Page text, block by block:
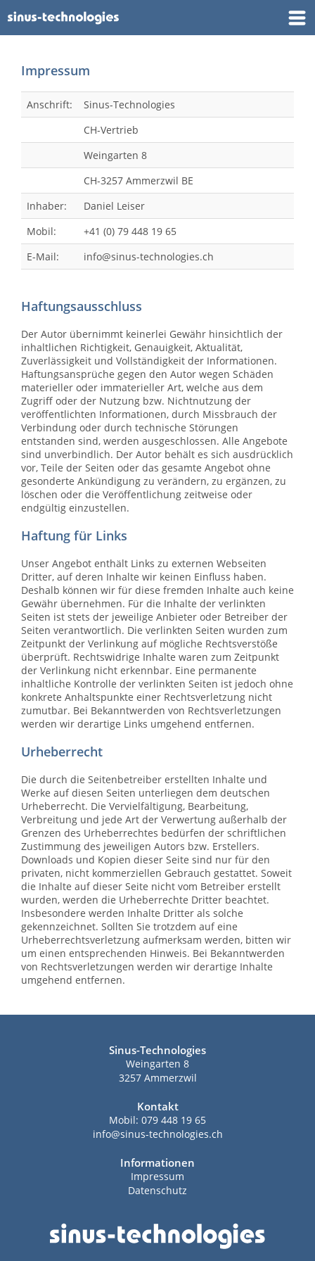
Impressum
Anschrift:
Sinus-Technologies
CH-Vertrieb
Weingarten 8
CH-3257 Ammerzwil BE
Inhaber:
Daniel Leiser
Mobil:
+41 (0) 79 448 19 65
E-Mail:
info@sinus-technologies.ch
Haftungsausschluss
Der Autor übernimmt keinerlei Gewähr hinsichtlich der
inhaltlichen Richtigkeit, Genauigkeit, Aktualität,
Zuverlässigkeit und Vollständigkeit der Informationen.
Haftungsansprüche gegen den Autor wegen Schäden
materieller oder immaterieller Art, welche aus dem
Zugriff oder der Nutzung bzw. Nichtnutzung der
veröffentlichten Informationen, durch Missbrauch der
Verbindung oder durch technische Störungen
entstanden sind, werden ausgeschlossen. Alle Angebote
sind unverbindlich. Der Autor behält es sich ausdrücklich
vor, Teile der Seiten oder das gesamte Angebot ohne
gesonderte Ankündigung zu verändern, zu ergänzen, zu
löschen oder die Veröffentlichung zeitweise oder
endgültig einzustellen.
Haftung für Links
Unser Angebot enthält Links zu externen Webseiten
Dritter, auf deren Inhalte wir keinen Einfluss haben.
Deshalb können wir für diese fremden Inhalte auch keine
Gewähr übernehmen. Für die Inhalte der verlinkten
Seiten ist stets der jeweilige Anbieter oder Betreiber der
Seiten verantwortlich. Die verlinkten Seiten wurden zum
Zeitpunkt der Verlinkung auf mögliche Rechtsverstöße
überprüft. Rechtswidrige Inhalte waren zum Zeitpunkt
der Verlinkung nicht erkennbar. Eine permanente
inhaltliche Kontrolle der verlinkten Seiten ist jedoch ohne
konkrete Anhaltspunkte einer Rechtsverletzung nicht
zumutbar. Bei Bekanntwerden von Rechtsverletzungen
werden wir derartige Links umgehend entfernen.
Urheberrecht
Die durch die Seitenbetreiber erstellten Inhalte und
Werke auf diesen Seiten unterliegen dem deutschen
Urheberrecht. Die Vervielfältigung, Bearbeitung,
Verbreitung und jede Art der Verwertung außerhalb der
Grenzen des Urheberrechtes bedürfen der schriftlichen
Zustimmung des jeweiligen Autors bzw. Erstellers.
Downloads und Kopien dieser Seite sind nur für den
privaten, nicht kommerziellen Gebrauch gestattet. Soweit
die Inhalte auf dieser Seite nicht vom Betreiber erstellt
wurden, werden die Urheberrechte Dritter beachtet.
Insbesondere werden Inhalte Dritter als solche
gekennzeichnet. Sollten Sie trotzdem auf eine
Urheberrechtsverletzung aufmerksam werden, bitten wir
um einen entsprechenden Hinweis. Bei Bekanntwerden
von Rechtsverletzungen werden wir derartige Inhalte
umgehend entfernen.
Sinus-Technologies
Weingarten 8
3257 Ammerzwil
Kontakt
Mobil: 079 448 19 65
info@sinus-technologies.ch
Informationen
Impressum
Datenschutz